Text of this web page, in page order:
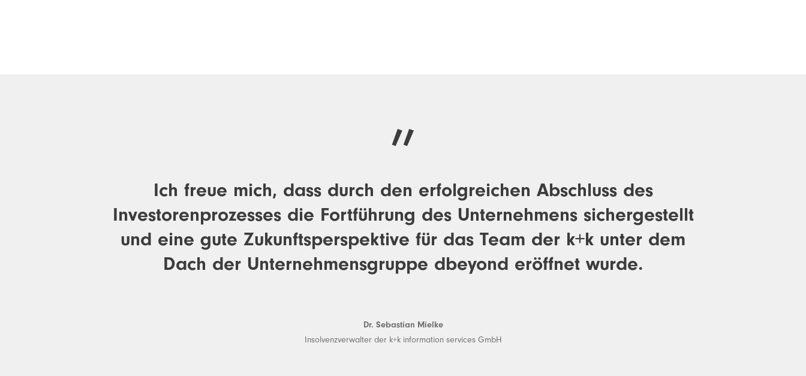
Ich freue mich, dass durch den erfolgreichen Abschluss des
Investorenprozesses die Fortführung des Unternehmens sichergestellt
und eine gute Zukunftsperspektive für das Team der k+k unter dem
Dach der Unternehmensgruppe dbeyond eröffnet wurde.
Dr. Sebastian Mielke
Insolvenzverwalter der k+k information services GmbH